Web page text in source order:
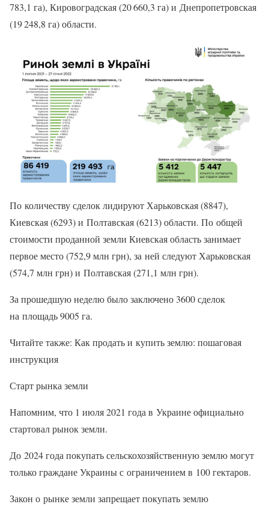
783,1 га), Кировоградская (20 660,3 га) и Днепропетровская
(19 248,8 га) области.
По количеству сделок лидируют Харьковская (8847),
Киевская (6293) и Полтавская (6213) области. По общей
стоимости проданной земли Киевская область занимает
первое место (752,9 млн грн), за ней следуют Харьковская
(574,7 млн грн) и Полтавская (271,1 млн грн).
За прошедшую неделю было заключено 3600 сделок
на площадь 9005 га.
Читайте также: Как продать и купить землю: пошаговая
инструкция
Старт рынка земли
Напомним, что 1 июля 2021 года в Украине официально
стартовал рынок земли.
До 2024 года покупать сельскохозяйственную землю могут
только граждане Украины с ограничением в 100 гектаров.
Закон о рынке земли запрещает покупать землю